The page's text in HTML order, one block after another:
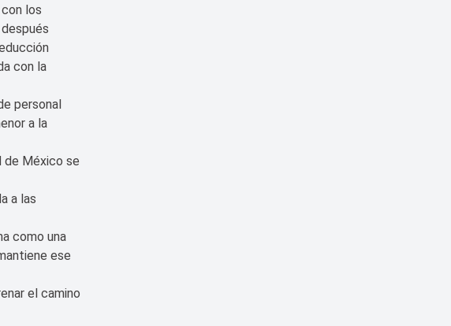
los
con la
personal
a la
de México se
a las
como una
ese
el camino